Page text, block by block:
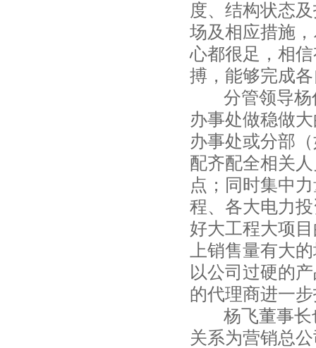
度、结构状态
场及相应措施
心都很足，相
搏，能够完成
分管领导杨
办事处做稳做
办事处或分部
配齐配全相关
点；同时集中
程、各大电力
好大工程大项
上销售量有大
以公司过硬的
的代理商进一
杨飞董事长
关系为营销总